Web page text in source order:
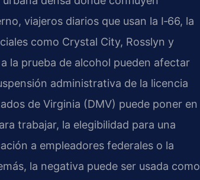
viajeros diarios que usan la I‑66, la
como Crystal City, Rosslyn y
la prueba de alcohol pueden afectar
administrativa de la licencia
de Virginia (DMV) puede poner en
trabajar, la elegibilidad para una
a empleadores federales o la
la negativa puede ser usada como